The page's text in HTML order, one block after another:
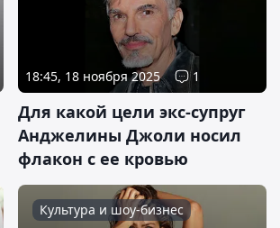
18:45, 18 ноября 2025 1
Для какой цели экс-супруг
Анджелины Джоли носил
флакон с ее кровью
Культура и шоу-бизнес